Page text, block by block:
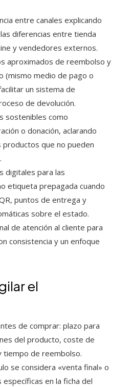
entre canales explicando
diferencias entre tienda
y vendedores externos.
aproximados de reembolso y
(mismo medio de pago o
un sistema de
de devolución.
sostenibles como
o donación, aclarando
productos que no pueden
digitales para las
etiqueta prepagada cuando
puntos de entrega y
sobre el estado.
de atención al cliente para
consistencia y un enfoque
el
de comprar: plazo para
del producto, coste de
tiempo de reembolso.
se considera «venta final» o
en la ficha del